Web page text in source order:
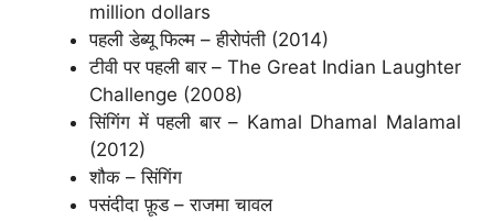
million dollars
पहली डेब्यू फिल्म – हीरोपंती (2014)
टीवी पर पहली बार – The Great Indian Laughter
Challenge (2008)
सिंगिंग में पहली बार – Kamal Dhamal Malamal
(2012)
शौक – सिंगिंग
पसंदीदा फ़ूड – राजमा चावल